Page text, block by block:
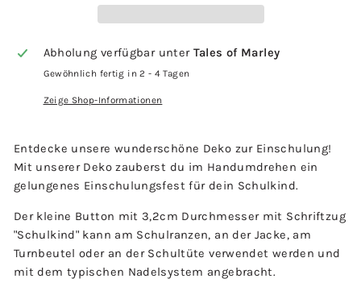
Abholung verfügbar unter Tales of Marley
Gewöhnlich fertig in 2 - 4 Tagen
Zeige Shop-Informationen
Entdecke unsere wunderschöne Deko zur Einschulung!
Mit unserer Deko zauberst du im Handumdrehen ein
gelungenes Einschulungsfest für dein Schulkind.
Der kleine Button mit 3,2cm Durchmesser mit Schriftzug
"Schulkind" kann am Schulranzen, an der Jacke, am
Turnbeutel oder an der Schultüte verwendet werden und
mit dem typischen Nadelsystem angebracht.